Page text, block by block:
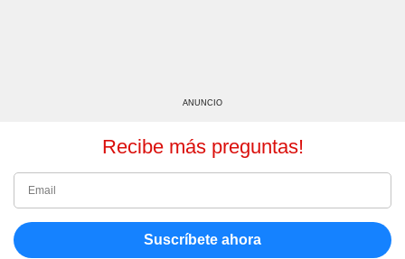
ANUNCIO
Recibe más preguntas!
Suscríbete ahora